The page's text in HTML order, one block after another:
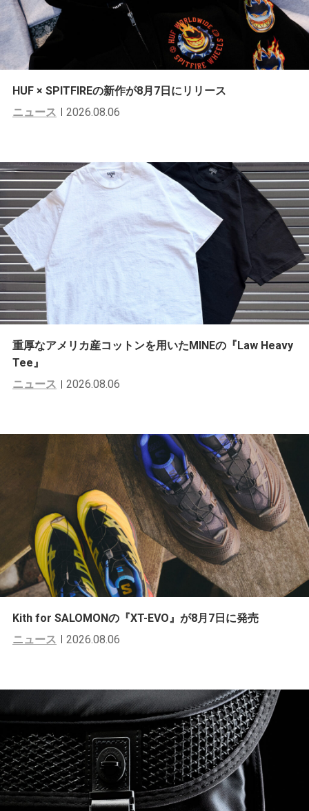
HUF × SPITFIREの新作が8月7日にリリース
ニュース
2026.08.06
重厚なアメリカ産コットンを用いたMINEの『Law Heavy
Tee』
ニュース
2026.08.06
Kith for SALOMONの『XT-EVO』が8月7日に発売
ニュース
2026.08.06